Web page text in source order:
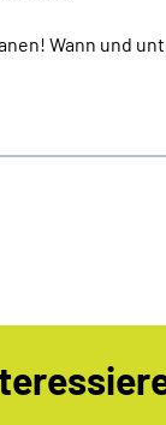
Wann und